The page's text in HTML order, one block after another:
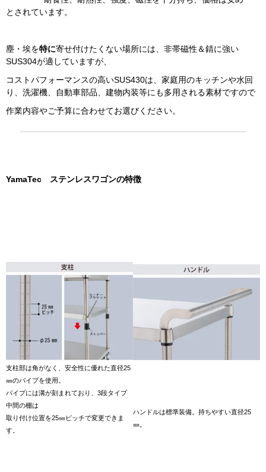
とされています。
塵・埃を特に寄せ付けたくない場所には、非帯磁性＆錆に強い
SUS304が適していますが、
コストパフォーマンスの高いSUS430は、家庭用のキッチンや水回
り、洗濯機、自動車部品、建物内装等にも多用される素材ですので
作業内容やご予算に合わせてお選びください。
YamaTec ステンレスワゴンの特徴
支柱部は角がなく、安全性に優れた直径25
㎜のパイプを使用。
パイプには溝が刻まれており、3段タイプ
中間の棚は
取り付け位置を25㎜ピッチで変更できま
す。
ハンドルは標準装備。持ちやすい直径25
㎜。